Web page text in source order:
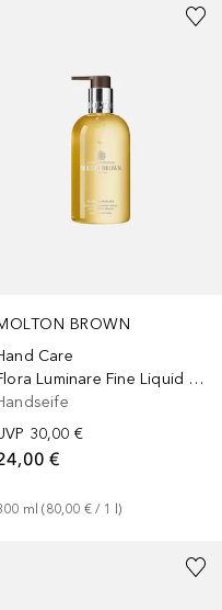
BROWN
Care
Flora Luminare Fine Liquid Hand Wash
30,00 €
€
ml (80,00 € / 1 l)